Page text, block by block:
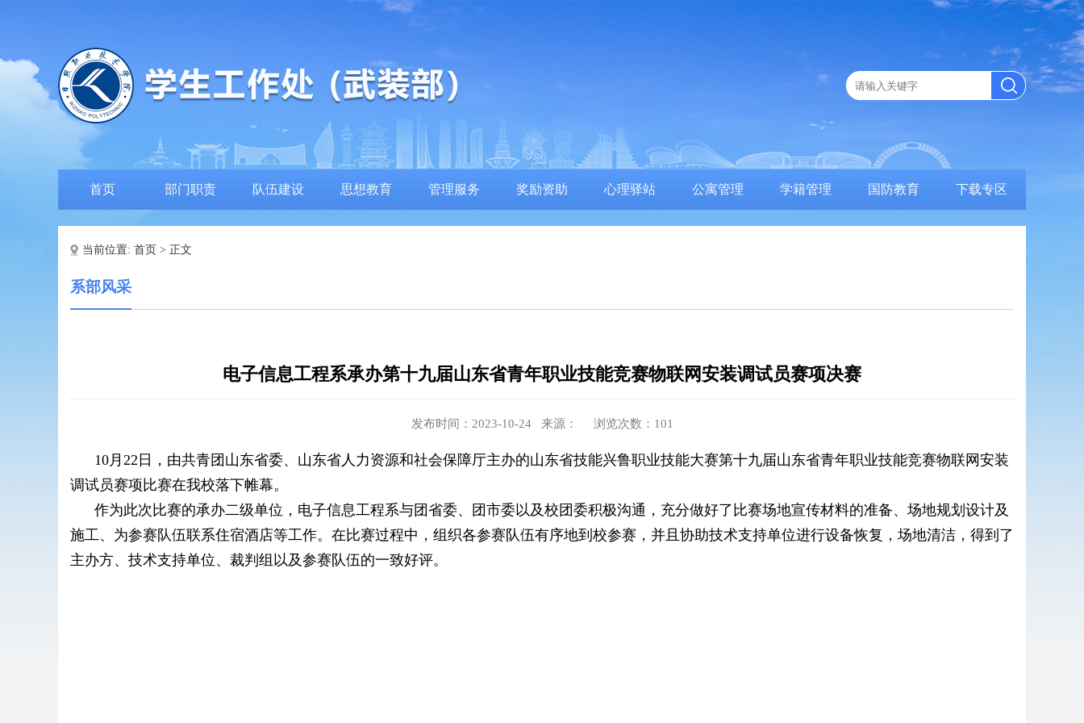
首页 部门职责 队伍建设 思想教育 管理服务 奖励资助 心理驿站 公寓管理 学籍管理 国防教育 下载专区
当前位置: 首页 > 正文
系部风采
电子信息工程系承办第十九届山东省青年职业技能竞赛物联网安装调试员赛项决赛
发布时间：2023-10-24 来源： 浏览次数： 101
10月22日， 由共青团山东省委、山东省人力资源和社会保障厅主办的山东省技能兴鲁职业技能大赛第十九届山东省青年职业技能竞赛物联网安装
调试员赛项比赛在我校落下帷幕。
作为此次比赛的承办二级单位， 电子信息工程系与团省委、团市委以及校团委积极沟通，充分做好了比赛场地宣传材料的准备、场地规划设计及
施工、为参赛队伍联系住宿酒店等工作。在比赛过程中，组织各参赛队伍有序地到校参赛，并且协助技术支持单位进行设备恢复，场地清洁，得到了
主办方、技术支持单位、裁判组以及参赛队伍的一致好评。